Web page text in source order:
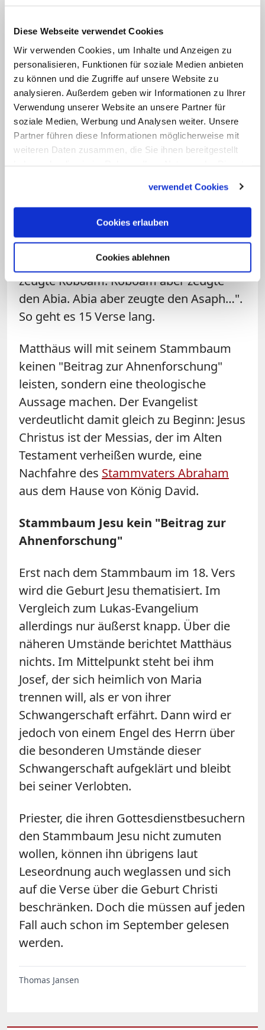
Diese Webseite verwendet Cookies
Wir verwenden Cookies, um Inhalte und Anzeigen zu
personalisieren, Funktionen für soziale Medien anbieten
zu können und die Zugriffe auf unsere Website zu
analysieren. Außerdem geben wir Informationen zu Ihrer
Verwendung unserer Website an unsere Partner für
soziale Medien, Werbung und Analysen weiter. Unsere
Partner führen diese Informationen möglicherweise mit
weiteren Daten zusammen, die Sie ihnen bereitgestellt
verwendet Cookies
Cookies erlauben
Cookies ablehnen
Matthäusevangeliums die Hauptrolle. Hier führt er
die Heilige Familie bei ihrer Flucht nach Ägypten.
Jeder Verlagslektor würde Matthäus
vermutlich heute dringend davon
abraten, die Geburtsgeschichte Jesu und
damit sein Evangelium insgesamt
ausgerechnet mit einer wenig
C-Promis aus dem Alten Testament zu
beginnen, wenn man mal vom Urvater
Abraham und König David absieht. Zumal
das Strickmuster wenig
abwechslungsreich ist: "Solomon aber
zeugte Roboam. Roboam aber zeugte
den Abia. Abia aber zeugte den Asaph…".
So geht es 15 Verse lang.
Matthäus will mit seinem Stammbaum
keinen "Beitrag zur Ahnenforschung"
leisten, sondern eine theologische
Aussage machen. Der Evangelist
verdeutlicht damit gleich zu Beginn: Jesus
Christus ist der Messias, der im Alten
Testament verheißen wurde, eine
Nachfahre des Stammvaters Abraham
aus dem Hause von König David.
Stammbaum Jesu kein "Beitrag zur
Ahnenforschung"
Erst nach dem Stammbaum im 18. Vers
wird die Geburt Jesu thematisiert. Im
Vergleich zum Lukas-Evangelium
allerdings nur äußerst knapp. Über die
näheren Umstände berichtet Matthäus
nichts. Im Mittelpunkt steht bei ihm
Josef, der sich heimlich von Maria
trennen will, als er von ihrer
Schwangerschaft erfährt. Dann wird er
jedoch von einem Engel des Herrn über
die besonderen Umstände dieser
Schwangerschaft aufgeklärt und bleibt
bei seiner Verlobten.
Priester, die ihren Gottesdienstbesuchern
den Stammbaum Jesu nicht zumuten
wollen, können ihn übrigens laut
Leseordnung auch weglassen und sich
auf die Verse über die Geburt Christi
beschränken. Doch die müssen auf jeden
Fall auch schon im September gelesen
werden.
Thomas Jansen